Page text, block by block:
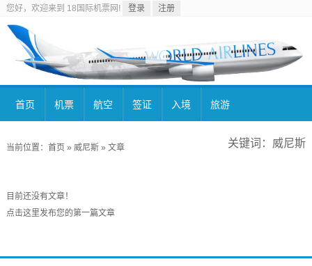
您好，欢迎来到 18国际机票网! 登录 注册
首页 机票 航空 签证 入境 旅游
当前位置： 首页 » 威尼斯 » 文章 关键词：威尼斯
目前还没有文章！
点击这里发布您的第一篇文章